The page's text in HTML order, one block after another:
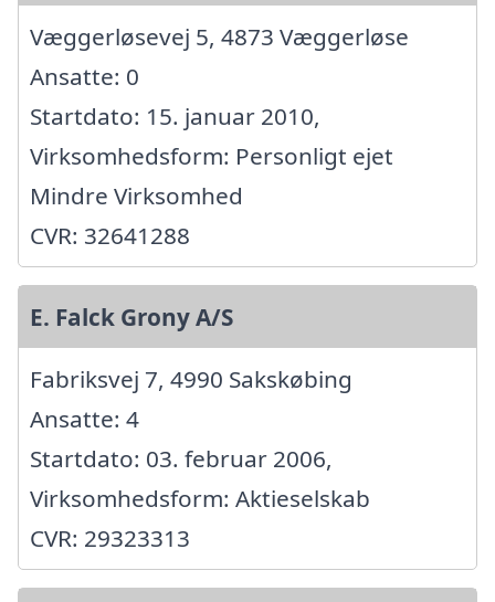
Væggerløsevej 5, 4873 Væggerløse
Ansatte: 0
Startdato: 15. januar 2010,
Virksomhedsform: Personligt ejet
Mindre Virksomhed
CVR: 32641288
E. Falck Grony A/S
Fabriksvej 7, 4990 Sakskøbing
Ansatte: 4
Startdato: 03. februar 2006,
Virksomhedsform: Aktieselskab
CVR: 29323313